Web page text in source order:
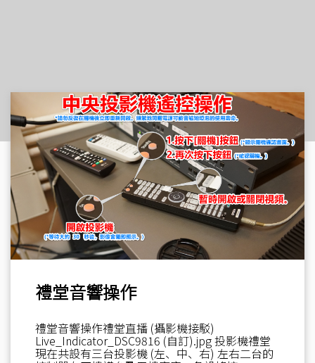
禮堂音響操作
禮堂音響操作禮堂直播 (攝影機接駁)
Live_Indicator_DSC9816 (自訂).jpg 投影機禮堂
現在共設有三台投影機 (左、中、右) 左右二台的